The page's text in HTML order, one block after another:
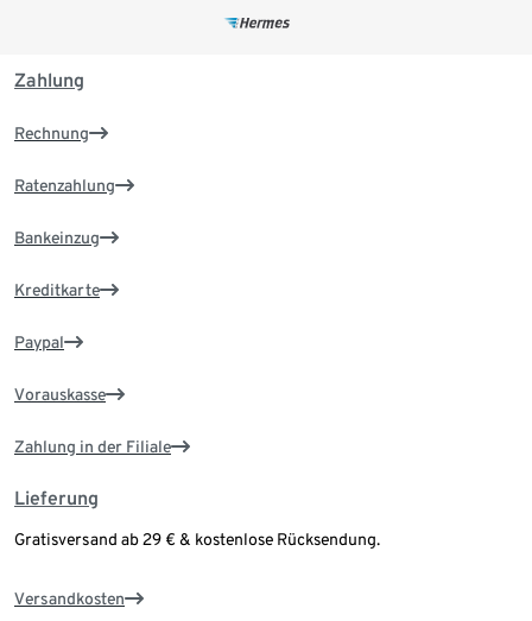
Zahlung
Rechnung
Ratenzahlung
Bankeinzug
Kreditkarte
Paypal
Vorauskasse
Zahlung in der Filiale
Lieferung
Gratisversand ab 29 € & kostenlose Rücksendung.
Versandkosten